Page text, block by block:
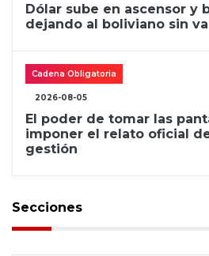
Dólar sube en ascensor y
dejando al boliviano sin
Cadena Obligatoria
2026-08-05
El poder de tomar las
imponer el relato oficial
gestión
Secciones